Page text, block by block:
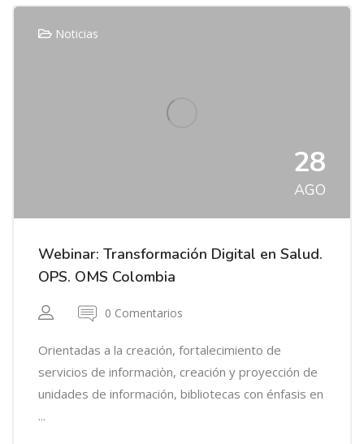
Noticias
28
AGO
Webinar: Transformación Digital en Salud.
OPS. OMS Colombia
0 Comentarios
Orientadas a la creación, fortalecimiento de
servicios de informaciòn, creación y proyección de
unidades de información, bibliotecas con énfasis en
...